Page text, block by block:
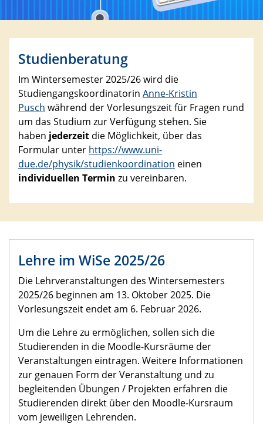
Studienberatung
Im Wintersemester 2025/26 wird die
Studiengangskoordinatorin Anne-Kristin
Pusch während der Vorlesungszeit für Fragen rund
um das Studium zur Verfügung stehen. Sie
haben jederzeit die Möglichkeit, über das
Formular unter https://www.uni-
due.de/physik/studienkoordination einen
individuellen Termin zu vereinbaren.
Lehre im WiSe 2025/26
Die Lehrveranstaltungen des Wintersemesters
2025/26 beginnen am 13. Oktober 2025. Die
Vorlesungszeit endet am 6. Februar 2026.
Um die Lehre zu ermöglichen, sollen sich die
Studierenden in die Moodle-Kursräume der
Veranstaltungen eintragen. Weitere Informationen
zur genauen Form der Veranstaltung und zu
begleitenden Übungen / Projekten erfahren die
Studierenden direkt über den Moodle-Kursraum
vom jeweiligen Lehrenden.